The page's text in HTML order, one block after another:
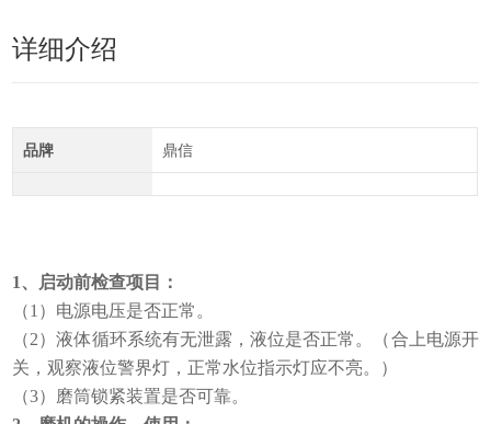
详细介绍
品牌 鼎信
1、
启动前检查项目：
（1）电源电压是否正常。
（2）液体循环系统有无泄露，液位是否正常。（合上电源开
关，观察液位警界灯，正常水位指示灯应不亮。）
（3）磨筒锁紧装置是否可靠。